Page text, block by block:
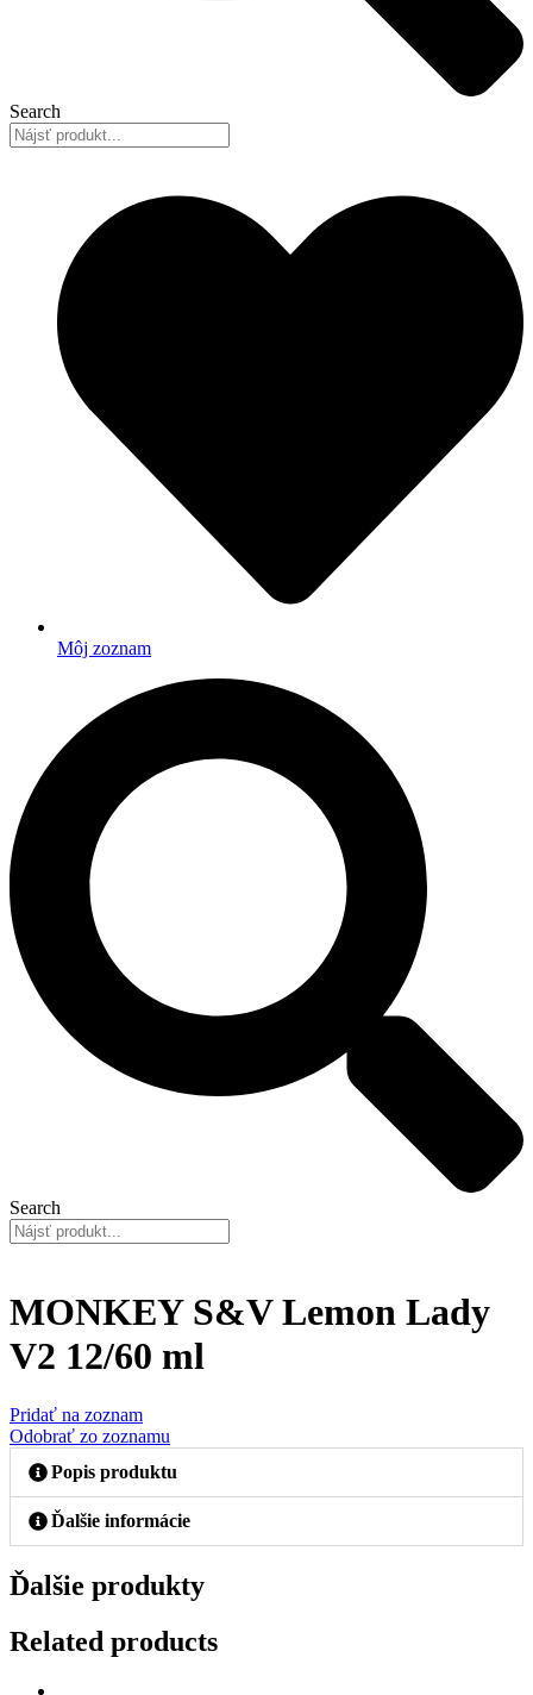
Search
Môj zoznam
Search
MONKEY S&V Lemon Lady
V2 12/60 ml
Pridať na zoznam
Odobrať zo zoznamu
Popis produktu
Ďalšie informácie
Ďalšie produkty
Related products